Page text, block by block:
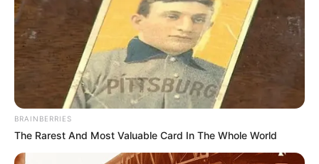
(foto: instagram/heejin_bunny)
BRAINBERRIES
The Rarest And Most Valuable Card In The Whole World